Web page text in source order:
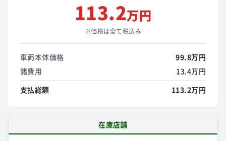
113.2万円
※価格は全て税込み
車両本体価格
99.8万円
諸費用
13.4万円
支払総額
113.2万円
在庫店舗